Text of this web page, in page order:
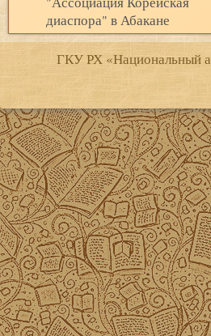
диаспора" в Абакане
ГКУ РХ «Национальный